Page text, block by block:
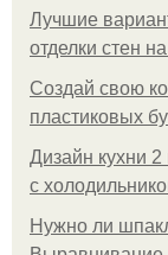
Лучшие
отделки стен
Создай свою
пластиковых
Дизайн кухни
с
Нужно ли